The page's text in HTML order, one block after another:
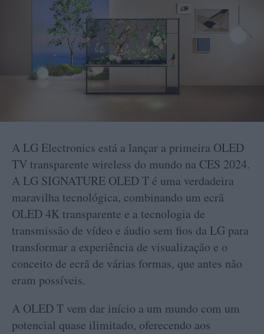
A LG Electronics está a lançar a primeira OLED
TV transparente wireless do mundo na CES 2024.
A LG SIGNATURE OLED T é uma verdadeira
maravilha tecnológica, combinando um ecrã
OLED 4K transparente e a tecnologia de
transmissão de vídeo e áudio sem fios da LG para
transformar a experiência de visualização e o
conceito de ecrã de várias formas, que antes não
eram possíveis.
A OLED T vem dar início a um mundo com um
potencial quase ilimitado, oferecendo aos